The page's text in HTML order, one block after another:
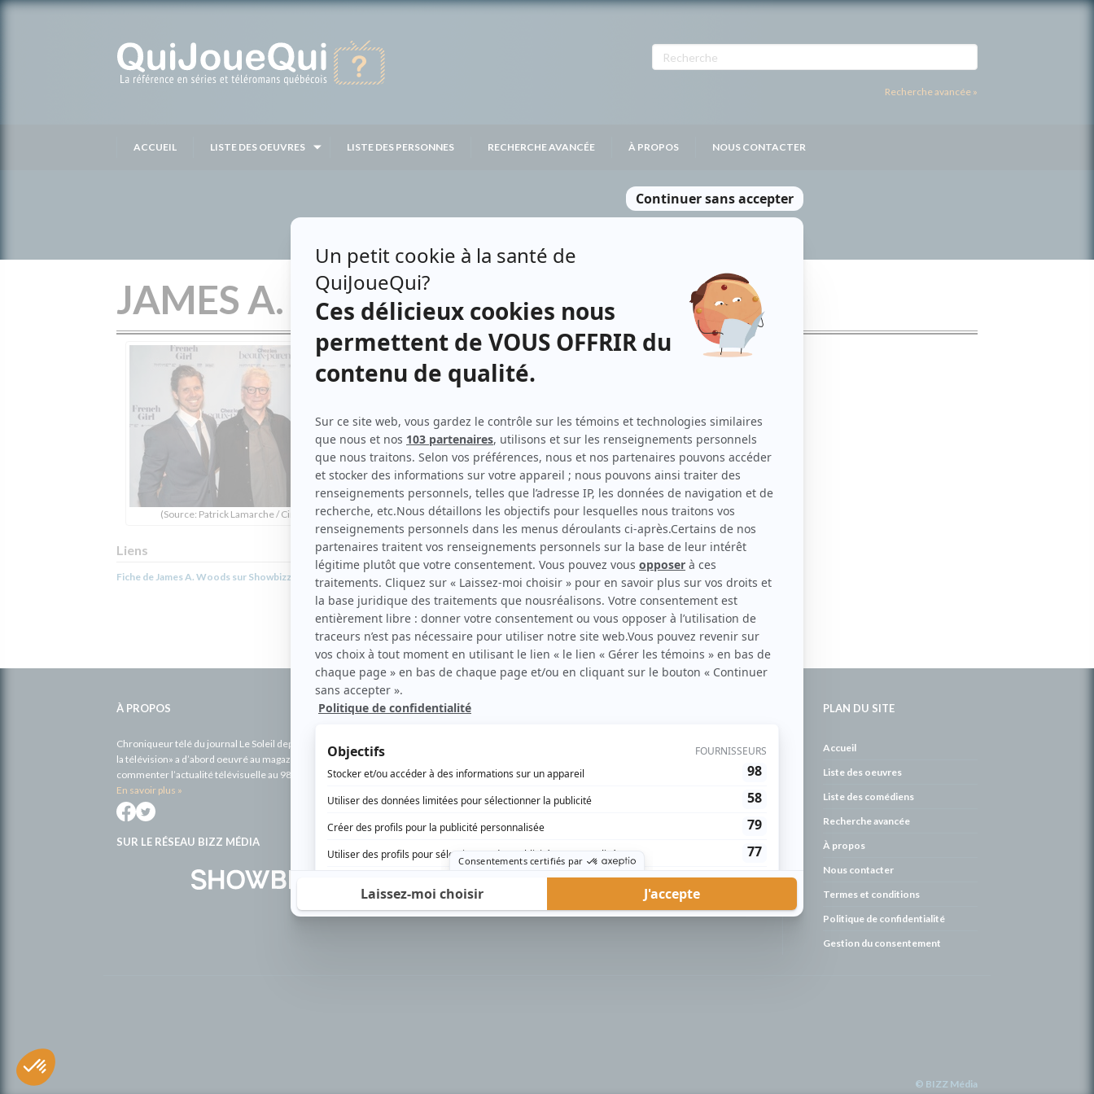
Recherche avancée »
ACCUEIL LISTE DES OEUVRES LISTE DES PERSONNES RECHERCHE AVANCÉE À PROPOS NOUS CONTACTER
JAMES A. WOODS
(Source: Patrick Lamarche / Cinoche.com)
Liens
Fiche de James A. Woods sur Showbizz.net
Personnages
Lance et compte : Le grand duel
À PROPOS
Chroniqueur télé du journal Le Soleil depuis 2001, Richard Therrien carbure à son petit écran. Celui qu’on surnomme parfois «l’encyclopédie de
la télévision» a d’abord oeuvré au magazine TV Hebdo de 1996 à 2001. Sa spécialité: la télé québécoise. On peut l’entendre régulièrement
commenter l’actualité télévisuelle au 98,5.
En savoir plus »
SUR LE RÉSEAU BIZZ MÉDIA
PLAN DU SITE
Accueil
Liste des oeuvres
Liste des comédiens
Recherche avancée
À propos
Nous contacter
Termes et conditions
Politique de confidentialité
Gestion du consentement
© BIZZ Média